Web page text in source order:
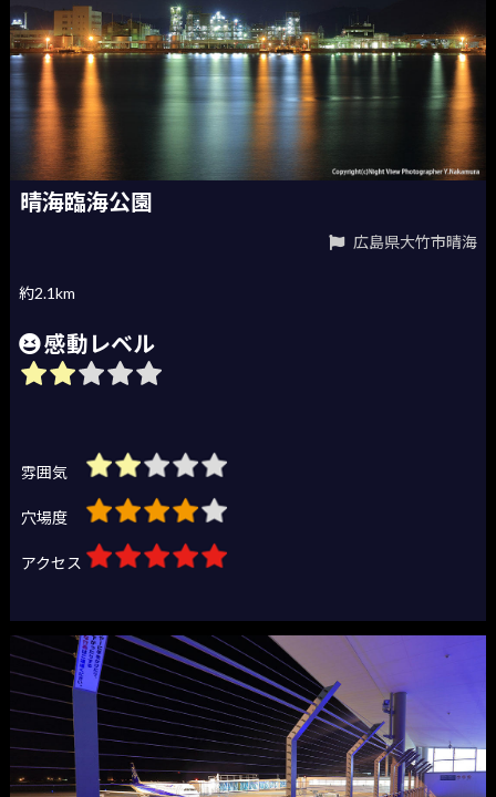
晴海臨海公園
広島県大竹市晴海
約2.1km
感動レベル
雰囲気
穴場度
アクセス